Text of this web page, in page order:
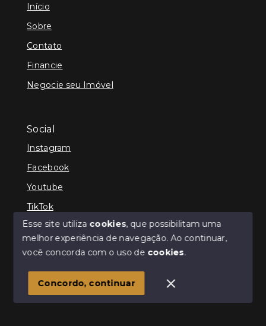
Início
Sobre
Contato
Financie
Negocie seu Imóvel
Social
Instagram
Facebook
Youtube
TikTok
© Copyright 2026 - Cris Jaber Ciavatta - Todos os
SITE PARA IMOBILIARIA
Esse site utiliza cookies, que possibilitam uma
melhor experiência de navegação.Ao continuar,
você concorda com o uso de cookies.
Concordo, continuar